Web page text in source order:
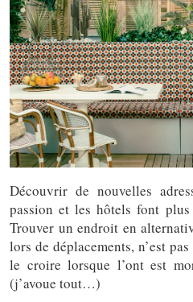
Découvrir de nouvelles
passion et les hôtels font
Trouver un endroit en
lors de déplacements, n’est
le croire lorsque l’ont est
(j’avoue tout…)